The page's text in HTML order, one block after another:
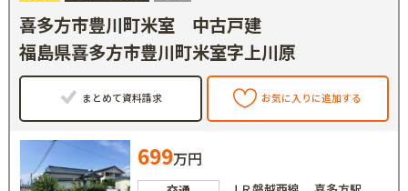
喜多方市豊川町米室 中古戸建
福島県喜多方市豊川町米室字上川原
まとめて資料請求 お気に入りに追加する
699万円